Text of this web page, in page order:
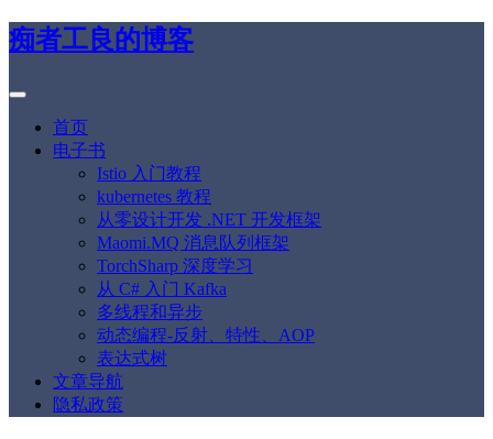
痴者工良的博客
首页
电子书
Istio 入门教程
kubernetes 教程
从零设计开发 .NET 开发框架
Maomi.MQ 消息队列框架
TorchSharp 深度学习
从 C# 入门 Kafka
多线程和异步
动态编程-反射、特性、AOP
表达式树
文章导航
隐私政策